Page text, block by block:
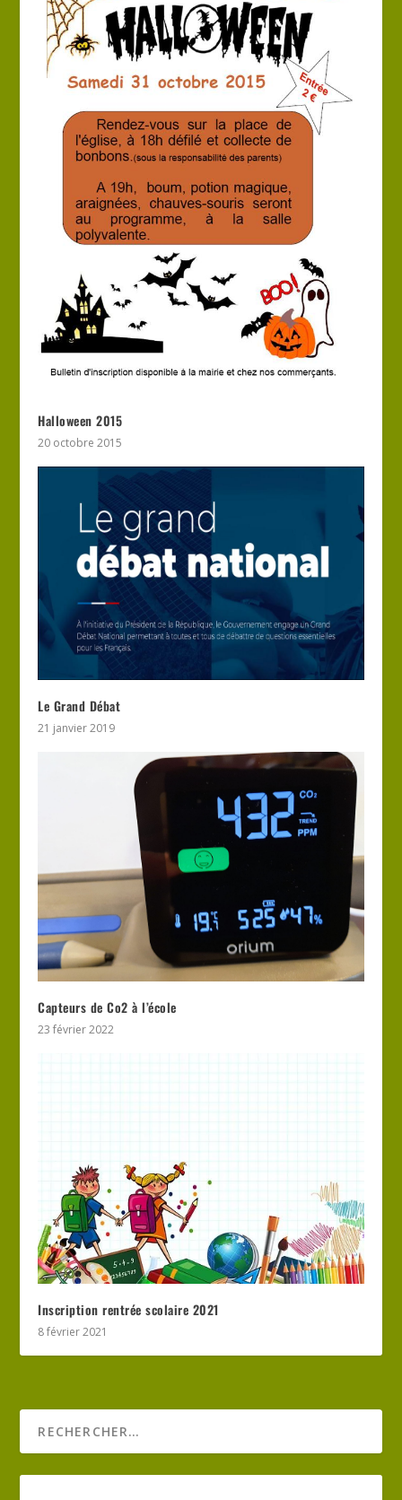
Halloween 2015
20 octobre 2015
Le Grand Débat
21 janvier 2019
Capteurs de Co2 à l’école
23 février 2022
Inscription rentrée scolaire 2021
8 février 2021